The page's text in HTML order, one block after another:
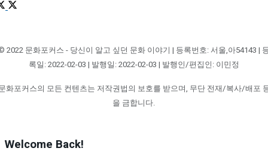
2022 문화포커스 - 당신이 알고 싶던 문화 이야기 | 등록번호: 서울,아54143 |
록일: 2022-02-03 | 발행일: 2022-02-03 | 발행인/편집인: 이민정
화포커스의 모든 컨텐츠는 저작권법의 보호를 받으며, 무단 전재/복사/배포
을 금합니다.
Welcome Back!